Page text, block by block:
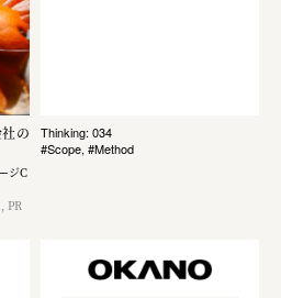
の
ジC
PR
Thinking: 034
#Scope, #Method